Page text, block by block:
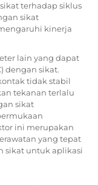
terhadap siklus
sikat
kinerja
lain yang dapat
dengan sikat.
tidak stabil
tekanan terlalu
sikat
ini merupakan
yang tepat
sikat untuk aplikasi